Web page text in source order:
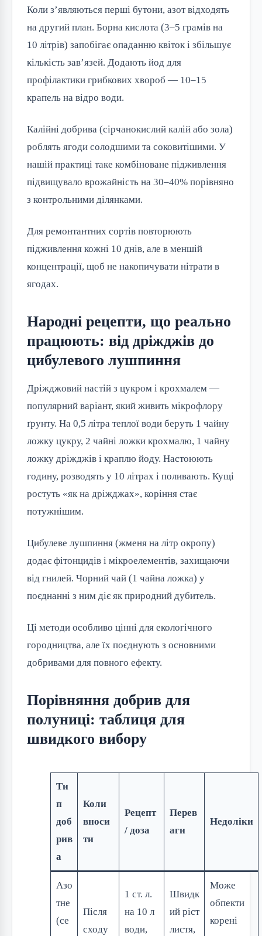
Коли з’являються перші бутони, азот відходять
на другий план. Борна кислота (3–5 грамів на
10 літрів) запобігає опаданню квіток і збільшує
кількість зав’язей. Додають йод для
профілактики грибкових хвороб — 10–15
крапель на відро води.
Калійні добрива (сірчанокислий калій або зола)
роблять ягоди солодшими та соковитішими. У
нашій практиці таке комбіноване підживлення
підвищувало врожайність на 30–40% порівняно
з контрольними ділянками.
Для ремонтантних сортів повторюють
підживлення кожні 10 днів, але в меншій
концентрації, щоб не накопичувати нітрати в
ягодах.
Народні рецепти, що реально
працюють: від дріжджів до
цибулевого лушпиння
Дріжджовий настій з цукром і крохмалем —
популярний варіант, який живить мікрофлору
ґрунту. На 0,5 літра теплої води беруть 1 чайну
ложку цукру, 2 чайні ложки крохмалю, 1 чайну
ложку дріжджів і краплю йоду. Настоюють
годину, розводять у 10 літрах і поливають. Кущі
ростуть «як на дріжджах», коріння стає
потужнішим.
Цибулеве лушпиння (жменя на літр окропу)
додає фітонцидів і мікроелементів, захищаючи
від гнилей. Чорний чай (1 чайна ложка) у
поєднанні з ним діє як природний дубитель.
Ці методи особливо цінні для екологічного
городництва, але їх поєднують з основними
добривами для повного ефекту.
Порівняння добрив для
полуниці: таблиця для
швидкого вибору
Ти
п
доб
рив
а
Коли
вноси
ти
Рецепт
/ доза
Перев
аги
Недоліки
Азо
тне
(се
Після
сходу
1 ст. л.
на 10 л
води,
Швидк
ий ріст
листя,
Може
обпекти
корені